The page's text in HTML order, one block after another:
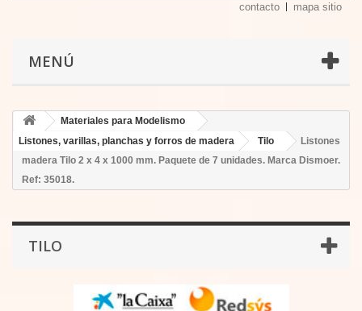
contacto mapa sitio
MENÚ
Materiales para Modelismo
Listones, varillas, planchas y forros de madera
Tilo
Listones
madera Tilo 2 x 4 x 1000 mm. Paquete de 7 unidades. Marca Dismoer.
Ref: 35018.
TILO